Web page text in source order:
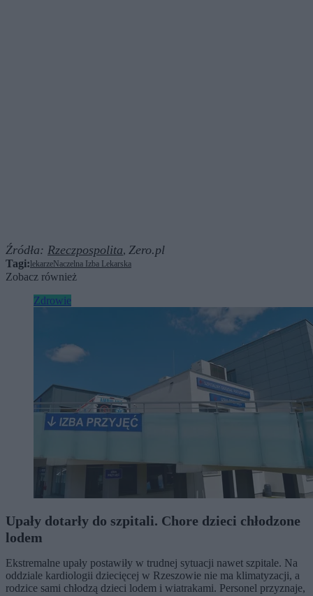
Źródła: Rzeczpospolita, Zero.pl
Tagi: lekarzeNaczelna Izba Lekarska
Zobacz również
Zdrowie
Upały dotarły do szpitali. Chore dzieci chłodzone
lodem
Ekstremalne upały postawiły w trudnej sytuacji nawet szpitale. Na
oddziale kardiologii dziecięcej w Rzeszowie nie ma klimatyzacji, a
rodzice sami chłodzą dzieci lodem i wiatrakami. Personel przyznaje,